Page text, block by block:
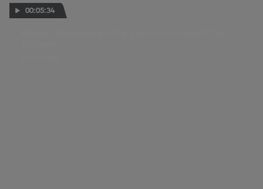
00:05:34